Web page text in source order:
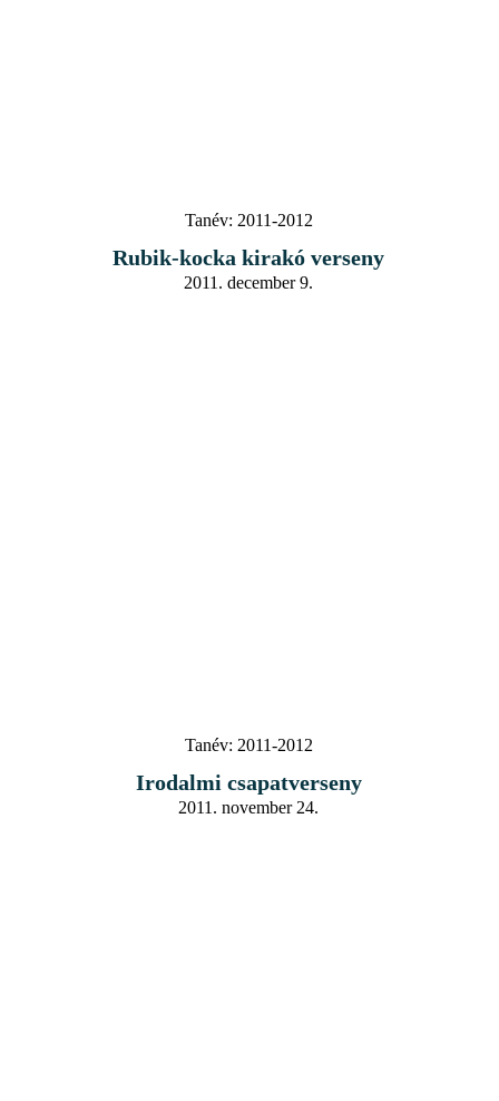
Tanév: 2011-2012
Rubik-kocka kirakó verseny
2011. december 9.
Tanév: 2011-2012
Irodalmi csapatverseny
2011. november 24.